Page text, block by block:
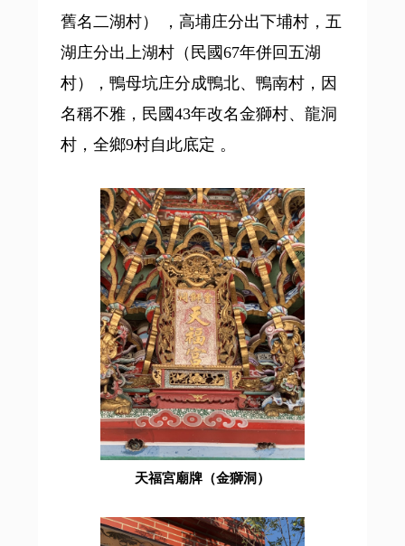
舊名二湖村） ，高埔庄分出下埔村，五
湖庄分出上湖村（民國67年併回五湖
村），鴨母坑庄分成鴨北、鴨南村，因
名稱不雅，民國43年改名金獅村、龍洞
村，全鄉9村自此底定 。
天福宮廟牌（金獅洞）